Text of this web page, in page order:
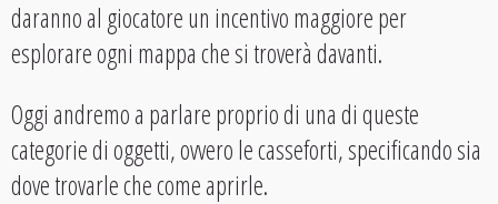
daranno al giocatore un incentivo maggiore per
esplorare ogni mappa che si troverà davanti.
Oggi andremo a parlare proprio di una di queste
categorie di oggetti, ovvero le casseforti, specificando sia
dove trovarle che come aprirle.